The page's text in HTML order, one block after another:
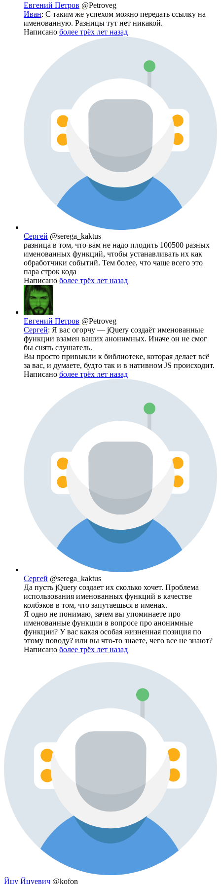
Евгений Петров @Petroveg
Иван: С таким же успехом можно передать ссылку на
именованную. Разницы тут нет никакой.
Написано более трёх лет назад
Сергей @serega_kaktus
разница в том, что вам не надо плодить 100500 разных
именованных функций, чтобы устанавливать их как
обработчики событий. Тем более, что чаще всего это
пара строк кода
Написано более трёх лет назад
Евгений Петров @Petroveg
Сергей: Я вас огорчу — jQuery создаёт именованные
функции взамен ваших анонимных. Иначе он не смог
бы снять слушатель.
Вы просто привыкли к библиотеке, которая делает всё
за вас, и думаете, будто так и в нативном JS происходит.
Написано более трёх лет назад
Сергей @serega_kaktus
Да пусть jQuery создает их сколько хочет. Проблема
использования именованных функций в качестве
колбэков в том, что запутаешься в именах.
Я одно не понимаю, зачем вы упоминаете про
именованные функции в вопросе про анонимные
функции? У вас какая особая жизненная позиция по
этому поводу? или вы что-то знаете, чего все не знают?
Написано более трёх лет назад
Йцу Йцуевич @kofon